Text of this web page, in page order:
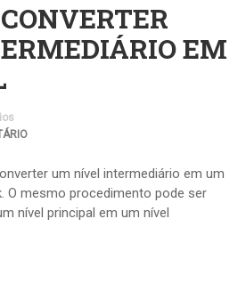
EM
um nível intermediário em um
O mesmo procedimento pode ser
nível principal em um nível